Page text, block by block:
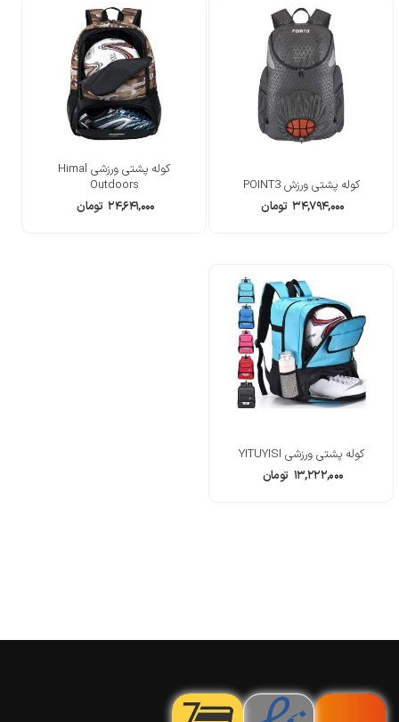
کوله پشتی ورزش POINT3
۳۴,۷۹۴,۰۰۰ تومان
کوله پشتی ورزشی Himal
Outdoors
۲۴,۶۴۱,۰۰۰ تومان
کوله پشتی ورزشی YITUYISI
۱۳,۲۲۲,۰۰۰ تومان